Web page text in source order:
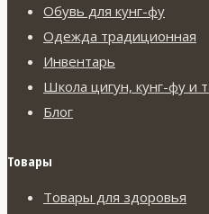
Обувь для кунг-фу
Одежда традиционная
Инвентарь
Школа цигун, кунг-фу и
Блог
Товары
Товары для здоровья